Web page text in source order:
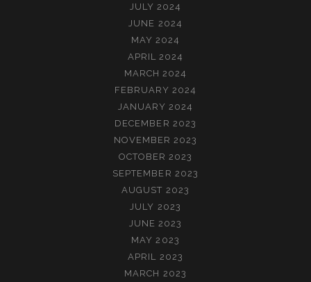
JULY 2024
JUNE 2024
MAY 2024
APRIL 2024
MARCH 2024
FEBRUARY 2024
JANUARY 2024
DECEMBER 2023
NOVEMBER 2023
OCTOBER 2023
SEPTEMBER 2023
AUGUST 2023
JULY 2023
JUNE 2023
MAY 2023
APRIL 2023
MARCH 2023